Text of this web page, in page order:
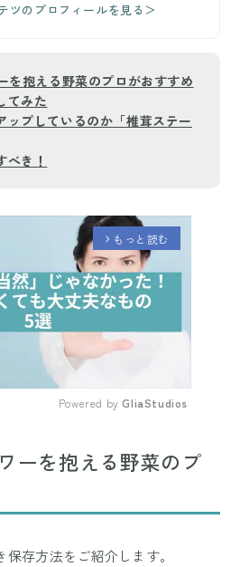
ツのプロフィールを見る＞
を抱える野菜のプロがおすすめ
てみた
ップしているのか「椎茸ステー
き！
arrow_forward_ios もっと読む
Powered by GliaStudios
ーを抱える野菜のプ
存方法をご紹介します。